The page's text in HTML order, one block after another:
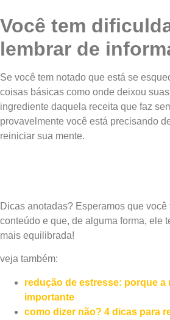
Você tem
lembrar de
Se você tem notado que está se
coisas básicas como onde deixou
ingrediente daquela receita que faz
provavelmente você está precisando
reiniciar sua mente.
Dicas anotadas? Esperamos que
conteúdo e que, de alguma forma, ele
mais equilibrada!
veja também:
redução de estresse: porque a
importante
como dizer não? 4 dicas para